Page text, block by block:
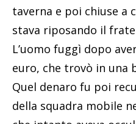
taverna e poi chiuse a
stava riposando il
L’uomo fuggì dopo
euro, che trovò in una
Quel denaro fu poi
della squadra mobile